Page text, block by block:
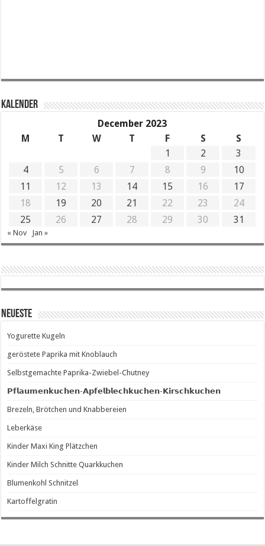
KALENDER
December 2023
M
T W T F S
S
1
2
3
4
5 6 7 8 9
10
11
12 13 14 15 16
17
18
19 20 21 22 23
24
25
26 27 28 29 30 31
« Nov Jan »
Neueste
Yogurette Kugeln
geröstete Paprika mit Knoblauch
Selbstgemachte Paprika-Zwiebel-Chutney
𝗣𝗳𝗹𝗮𝘂𝗺𝗲𝗻𝗸𝘂𝗰𝗵𝗲𝗻-𝗔𝗽𝗳𝗲𝗹𝗯𝗹𝗲𝗰𝗵𝗸𝘂𝗰𝗵𝗲𝗻-𝗞𝗶𝗿𝘀𝗰𝗵𝗸𝘂𝗰𝗵𝗲𝗻
Brezeln, Brötchen und Knabbereien
Leberkäse
Kinder Maxi King Plätzchen
Kinder Milch Schnitte Quarkkuchen
Blumenkohl Schnitzel
Kartoffelgratin